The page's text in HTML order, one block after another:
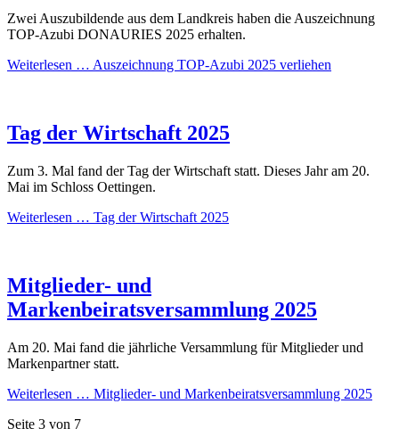
Zwei Auszubildende aus dem Landkreis haben die Auszeichnung
TOP-Azubi DONAURIES 2025 erhalten.
Weiterlesen … Auszeichnung TOP-Azubi 2025 verliehen
Tag der Wirtschaft 2025
Zum 3. Mal fand der Tag der Wirtschaft statt. Dieses Jahr am 20.
Mai im Schloss Oettingen.
Weiterlesen … Tag der Wirtschaft 2025
Mitglieder- und
Markenbeiratsversammlung 2025
Am 20. Mai fand die jährliche Versammlung für Mitglieder und
Markenpartner statt.
Weiterlesen … Mitglieder- und Markenbeiratsversammlung 2025
Seite 3 von 7